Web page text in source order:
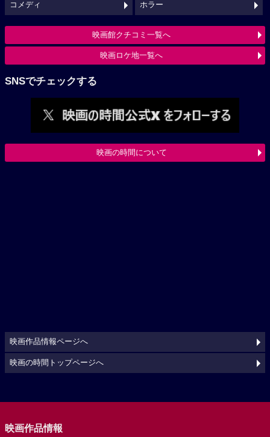
コメディ ホラー
映画館クチコミ一覧へ
映画ロケ地一覧へ
SNSでチェックする
映画の時間について
映画作品情報ページへ
映画の時間トップページへ
映画作品情報